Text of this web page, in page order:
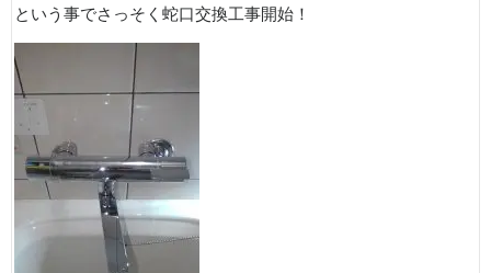
という事でさっそく蛇口交換工事開始！